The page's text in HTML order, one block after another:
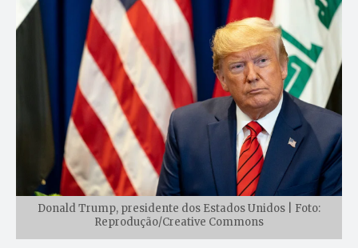
Donald Trump, presidente dos Estados Unidos | Foto:
Reprodução/Creative Commons